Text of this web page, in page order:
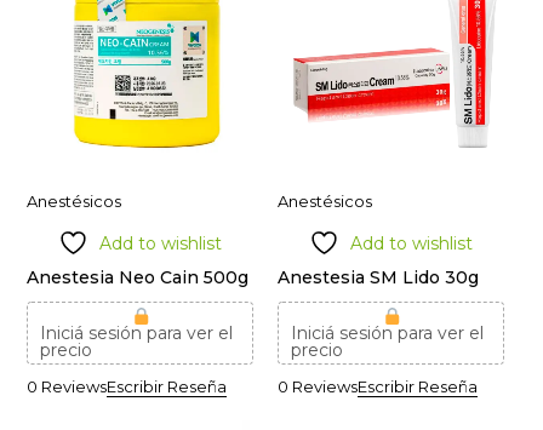
Anestésicos
Add to wishlist
Anestesia Neo Cain 500g
Iniciá sesión para ver el
precio
0 ReviewsEscribir Reseña
Anestésicos
Add to wishlist
Anestesia SM Lido 30g
Iniciá sesión para ver el
precio
0 ReviewsEscribir Reseña